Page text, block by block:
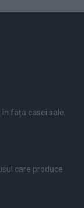
în fața casei sale,
care produce